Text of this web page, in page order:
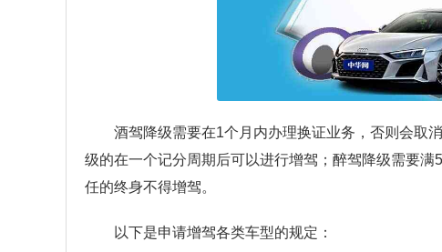
酒驾降级需要在1个月内办理换证业务，否则会取
级的在一个记分周期后可以进行增驾；醉驾降级需要
任的终身不得增驾。
以下是申请增驾各类车型的规定：